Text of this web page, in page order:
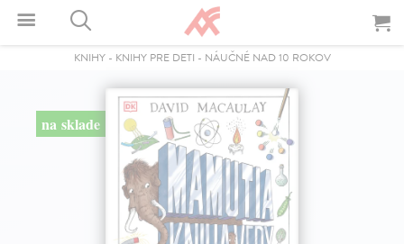
KNIHY- KNIHY PRE DETI - NÁUČNÉ NAD 10 ROKOV
na sklade